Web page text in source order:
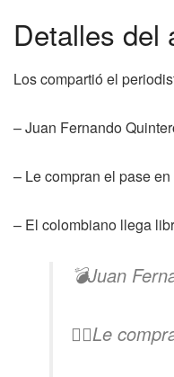
Detalles del
Los compartió el
– Juan Fernando
– Le compran el pase
– El colombiano llega
💣Juan
👉🏾Le